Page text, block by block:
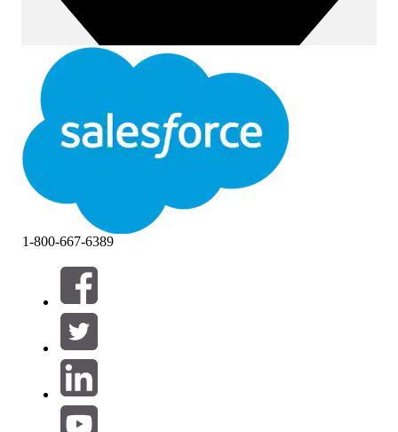
Filtros (0)
SELECCIONAR FILTROS
Área de productos
1-800-667-6389